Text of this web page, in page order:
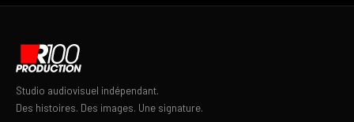
Studio audiovisuel indépendant.
Des histoires. Des images. Une signature.